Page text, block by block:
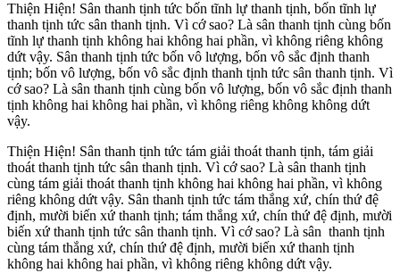
Thiện Hiện! Sân thanh tịnh tức bốn tĩnh lự thanh tịnh, bốn tĩnh lự
thanh tịnh tức sân thanh tịnh. Vì cớ sao? Là sân thanh tịnh cùng bốn
tĩnh lự thanh tịnh không hai không hai phần, vì không riêng không
dứt vậy. Sân thanh tịnh tức bốn vô lượng, bốn vô sắc định thanh
tịnh; bốn vô lượng, bốn vô sắc định thanh tịnh tức sân thanh tịnh. Vì
cớ sao? Là sân thanh tịnh cùng bốn vô lượng, bốn vô sắc định thanh
tịnh không hai không hai phần, vì không riêng không không dứt
vậy.
Thiện Hiện! Sân thanh tịnh tức tám giải thoát thanh tịnh, tám giải
thoát thanh tịnh tức sân thanh tịnh. Vì cớ sao? Là sân thanh tịnh
cùng tám giải thoát thanh tịnh không hai không hai phần, vì không
riêng không dứt vậy. Sân thanh tịnh tức tám thắng xứ, chín thứ đệ
định, mười biến xứ thanh tịnh; tám thắng xứ, chín thứ đệ định, mười
biến xứ thanh tịnh tức sân thanh tịnh. Vì cớ sao? Là sân thanh tịnh
cùng tám thắng xứ, chín thứ đệ định, mười biến xứ thanh tịnh
không hai không hai phần, vì không riêng không dứt vậy.